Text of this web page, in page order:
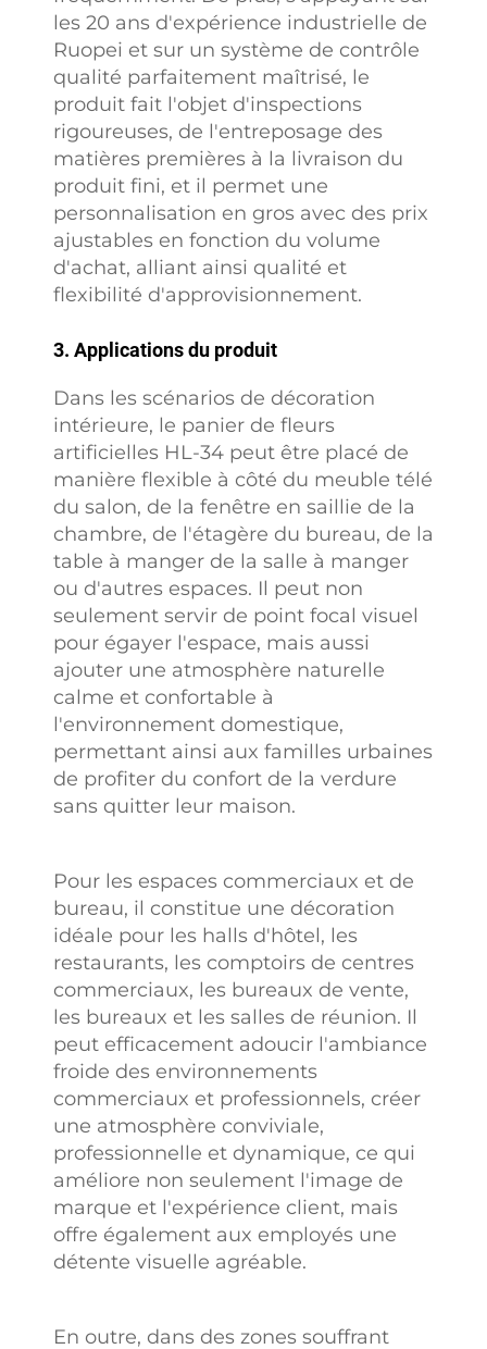
les 20 ans d'expérience industrielle de
Ruopei et sur un système de contrôle
qualité parfaitement maîtrisé, le
produit fait l'objet d'inspections
rigoureuses, de l'entreposage des
matières premières à la livraison du
produit fini, et il permet une
personnalisation en gros avec des prix
ajustables en fonction du volume
d'achat, alliant ainsi qualité et
flexibilité d'approvisionnement.
3. Applications du produit
Dans les scénarios de décoration
intérieure, le panier de fleurs
artificielles HL-34 peut être placé de
manière flexible à côté du meuble télé
du salon, de la fenêtre en saillie de la
chambre, de l'étagère du bureau, de la
table à manger de la salle à manger
ou d'autres espaces. Il peut non
seulement servir de point focal visuel
pour égayer l'espace, mais aussi
ajouter une atmosphère naturelle
calme et confortable à
l'environnement domestique,
permettant ainsi aux familles urbaines
de profiter du confort de la verdure
sans quitter leur maison.
Pour les espaces commerciaux et de
bureau, il constitue une décoration
idéale pour les halls d'hôtel, les
restaurants, les comptoirs de centres
commerciaux, les bureaux de vente,
les bureaux et les salles de réunion. Il
peut efficacement adoucir l'ambiance
froide des environnements
commerciaux et professionnels, créer
une atmosphère conviviale,
professionnelle et dynamique, ce qui
améliore non seulement l'image de
marque et l'expérience client, mais
offre également aux employés une
détente visuelle agréable.
En outre, dans des zones souffrant